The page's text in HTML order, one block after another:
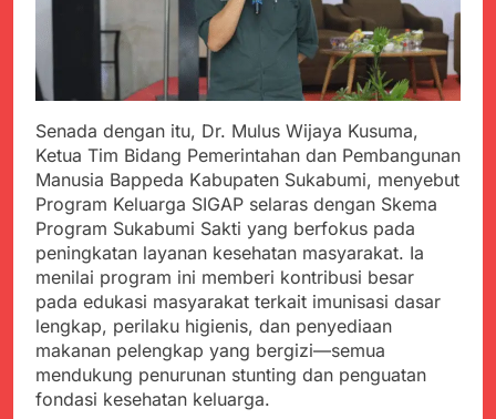
Senada dengan itu, Dr. Mulus Wijaya Kusuma,
Ketua Tim Bidang Pemerintahan dan Pembangunan
Manusia Bappeda Kabupaten Sukabumi, menyebut
Program Keluarga SIGAP selaras dengan Skema
Program Sukabumi Sakti yang berfokus pada
peningkatan layanan kesehatan masyarakat. Ia
menilai program ini memberi kontribusi besar
pada edukasi masyarakat terkait imunisasi dasar
lengkap, perilaku higienis, dan penyediaan
makanan pelengkap yang bergizi—semua
mendukung penurunan stunting dan penguatan
fondasi kesehatan keluarga.